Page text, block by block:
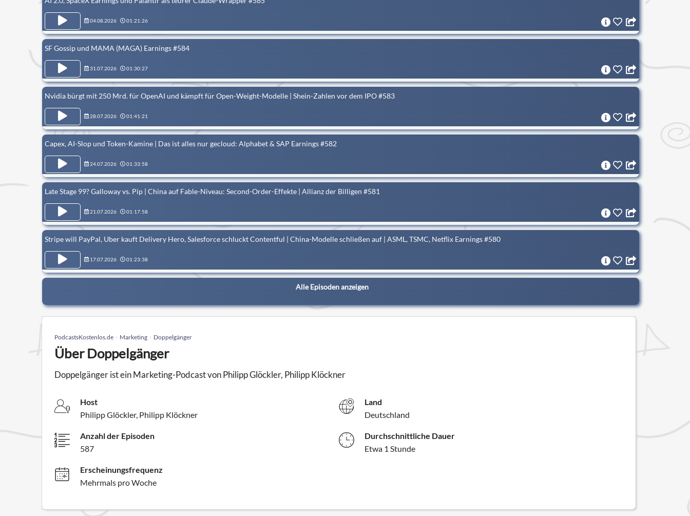
04.08.2026 01:21:26
SF Gossip und MAMA (MAGA) Earnings #584
31.07.2026 01:30:27
Nvidia bürgt mit 250 Mrd. für OpenAI und kämpft für Open-Weight-Modelle | Shein-Zahlen vor dem IPO #583
28.07.2026 01:41:21
Capex, AI-Slop und Token-Kamine | Das ist alles nur gecloud: Alphabet & SAP Earnings #582
24.07.2026 01:33:58
Late Stage 99? Galloway vs. Pip | China auf Fable-Niveau: Second-Order-Effekte | Allianz der Billigen #581
21.07.2026 01:17:58
Stripe will PayPal, Uber kauft Delivery Hero, Salesforce schluckt Contentful | China-Modelle schließen auf | ASML, TSMC, Netflix Earnings #580
17.07.2026 01:23:38
Alle Episoden anzeigen
PodcastsKostenlos.de Marketing Doppelgänger
Über Doppelgänger
Doppelgänger ist ein Marketing-Podcast von Philipp Glöckler, Philipp Klöckner
Host
Philipp Glöckler, Philipp Klöckner
Land
Deutschland
Anzahl der Episoden
587
Durchschnittliche Dauer
Etwa 1 Stunde
Erscheinungsfrequenz
Mehrmals pro Woche